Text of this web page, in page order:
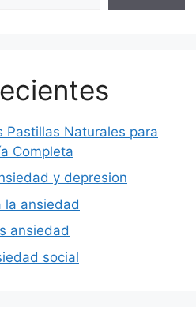
Pastillas Naturales para
Completa
y depresion
la ansiedad
ansiedad
social